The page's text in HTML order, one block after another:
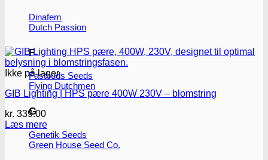
Dinafem
Dutch Passion
F
Fastbuds Seeds
Flying Dutchmen
G
Genetik Seeds
Green House Seed Co.
Ikke på lager
GIB Lighting | HPS pære 400W 230V – blomstring
kr. 339.00
Læs mere